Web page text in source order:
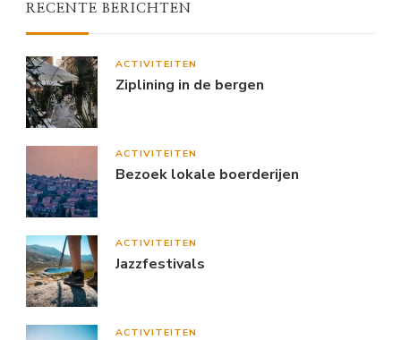
RECENTE BERICHTEN
ACTIVITEITEN
Ziplining in de bergen
ACTIVITEITEN
Bezoek lokale boerderijen
ACTIVITEITEN
Jazzfestivals
ACTIVITEITEN